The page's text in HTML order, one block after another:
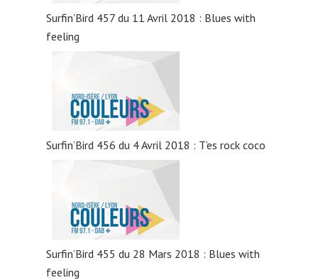
Surfin’Bird 457 du 11 Avril 2018 : Blues with
feeling
Surfin’Bird 456 du 4 Avril 2018 : T’es rock coco
Surfin’Bird 455 du 28 Mars 2018 : Blues with
feeling